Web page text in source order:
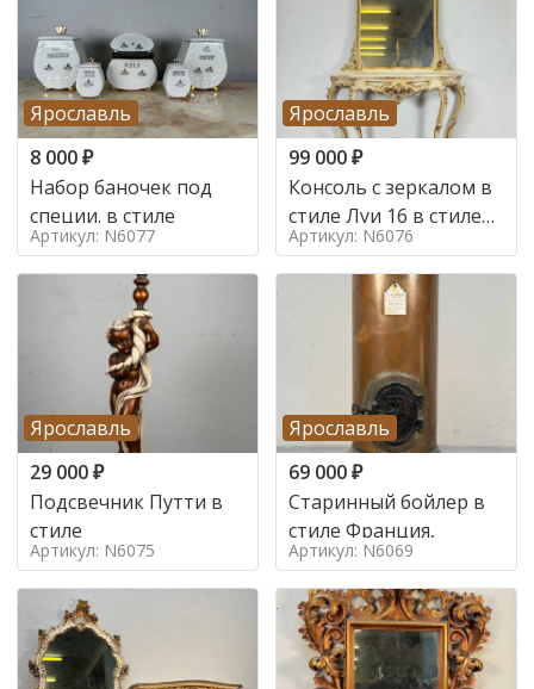
Ярославль
8 000₽
Набор баночек под
специи. в стиле
Артикул: N6077
Ярославль
99 000₽
Консоль с зеркалом в
стиле Луи 16 в стиле
Луи 16, Италия,
Артикул: N6076
Ярославль
29 000₽
Подсвечник Путти в
стиле
Артикул: N6075
Ярославль
69 000₽
Старинный бойлер в
стиле Франция,
Артикул: N6069